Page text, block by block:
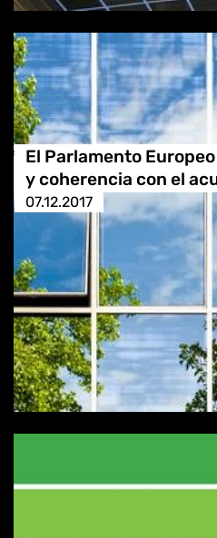
El Parlamento
y coherencia con el
07.12.2017